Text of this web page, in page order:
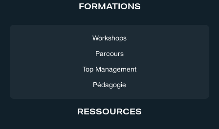
FORMATIONS
Workshops
Parcours
Top Management
Pédagogie
RESSOURCES